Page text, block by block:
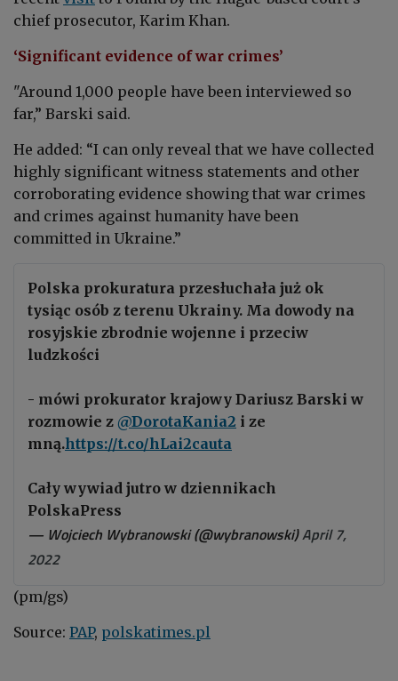
chief prosecutor, Karim Khan.
‘Significant evidence of war crimes’
"Around 1,000 people have been interviewed so
far,” Barski said.
He added: “I can only reveal that we have collected
highly significant witness statements and other
corroborating evidence showing that war crimes
and crimes against humanity have been
committed in Ukraine.”
Polska prokuratura przesłuchała już ok
tysiąc osób z terenu Ukrainy. Ma dowody na
rosyjskie zbrodnie wojenne i przeciw
ludzkości
- mówi prokurator krajowy Dariusz Barski w
rozmowie z @DorotaKania2 i ze
mną.https://t.co/hLai2cauta
Cały wywiad jutro w dziennikach
PolskaPress
— Wojciech Wybranowski (@wybranowski)April 7,
2022
(pm/gs)
Source: PAP, polskatimes.pl